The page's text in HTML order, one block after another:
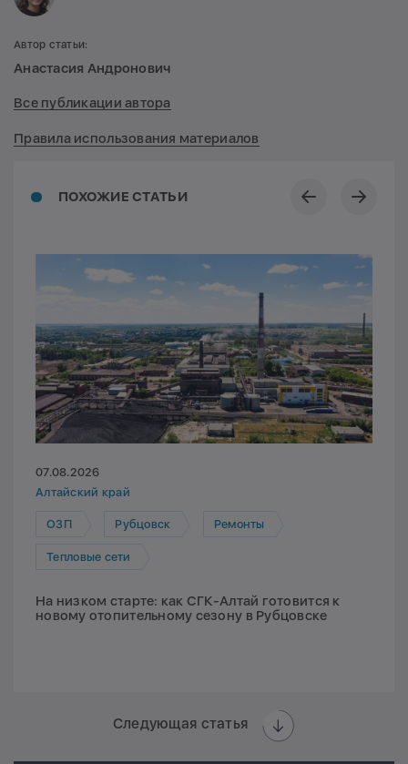
ПОХОЖИЕ СТАТЬИ
07.08.2026
Алтайский край
ОЗП Рубцовск Ремонты
Тепловые сети
На низком старте: как СГК-Алтай готовится к
новому отопительному сезону в Рубцовске
Следующая статья
Автор статьи:
Анастасия Андронович
Все публикации автора
Правила использования материалов